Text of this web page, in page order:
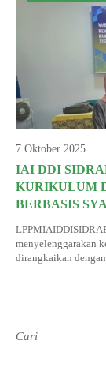
7 Oktober 2025
IAI DDI
KURIKULUM
BERBASIS
menyelenggarakan
dirangkaikan
Cari